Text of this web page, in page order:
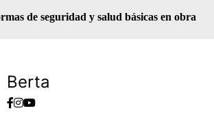
de seguridad y salud básicas en obra
Berta